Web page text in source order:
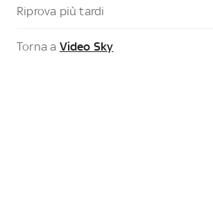
Riprova più tardi
Torna a Video Sky